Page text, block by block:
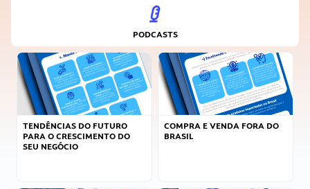
PODCASTS
TENDÊNCIAS DO FUTURO
PARA O CRESCIMENTO DO
SEU NEGÓCIO
COMPRA E VENDA FORA DO
BRASIL